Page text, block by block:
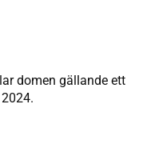
domen gällande ett